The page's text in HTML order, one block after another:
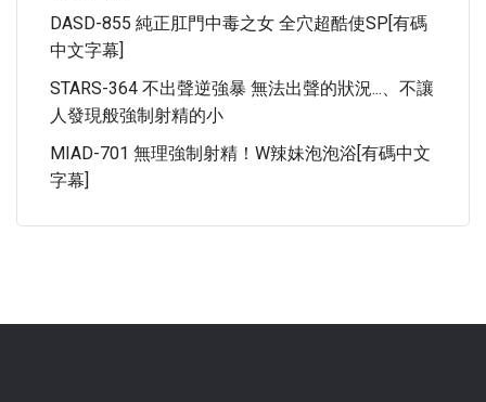
DASD-855 純正肛門中毒之女 全穴超酷使SP[有碼
中文字幕]
STARS-364 不出聲逆強暴 無法出聲的狀況...、不讓
人發現般強制射精的小
MIAD-701 無理強制射精！W辣妹泡泡浴[有碼中文
字幕]